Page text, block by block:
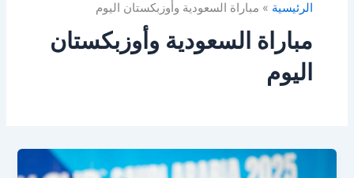
الرئيسية مباراة السعودية وأوزبكستان اليوم
مباراة السعودية وأوزبكستان
اليوم